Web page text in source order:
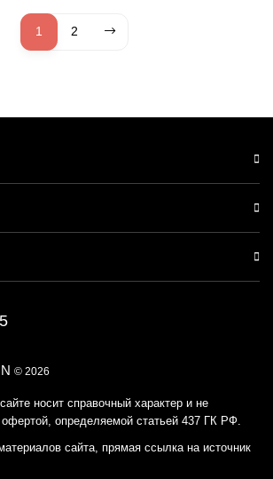
1 2
© 2026
носит справочный характер и не
определяемой статьей 437 ГК РФ.
сайта, прямая ссылка на источник